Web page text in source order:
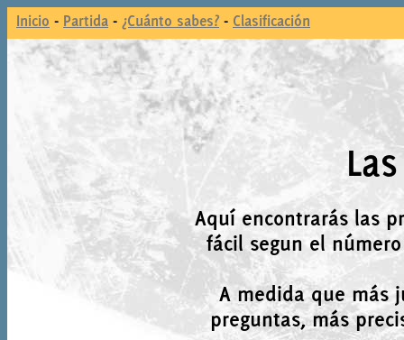
Inicio - Partida - ¿Cuánto sabes? - Clasificación
Aquí encontrarás las
fácil segun el
A medida que más
preguntas, más